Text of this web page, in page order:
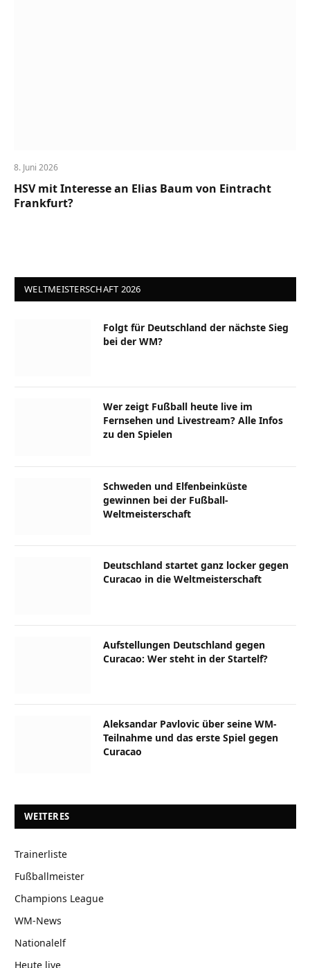
8. Juni 2026
HSV mit Interesse an Elias Baum von Eintracht
Frankfurt?
WELTMEISTERSCHAFT 2026
Folgt für Deutschland der nächste Sieg
bei der WM?
Wer zeigt Fußball heute live im
Fernsehen und Livestream? Alle Infos
zu den Spielen
Schweden und Elfenbeinküste
gewinnen bei der Fußball-
Weltmeisterschaft
Deutschland startet ganz locker gegen
Curacao in die Weltmeisterschaft
Aufstellungen Deutschland gegen
Curacao: Wer steht in der Startelf?
Aleksandar Pavlovic über seine WM-
Teilnahme und das erste Spiel gegen
Curacao
WEITERES
Trainerliste
Fußballmeister
Champions League
WM-News
Nationalelf
Heute live